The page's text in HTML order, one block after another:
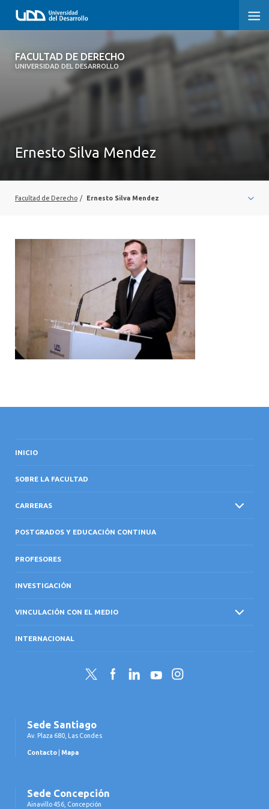
FACULTAD DE DERECHO
UNIVERSIDAD DEL DESARROLLO
FACULTAD DE DERECHO
SOBRE LA FACULTAD
Ernesto Silva Mendez
Facultad de Derecho / Ernesto Silva Mendez
INICIO
SOBRE LA FACULTAD
CARRERAS
POSTGRADOS Y EDUCACIÓN CONTINUA
PROFESORES
INVESTIGACIÓN
VINCULACIÓN CON EL MEDIO
INTERNACIONAL
Twitter FacebookLinkedInYouTubeInstagram
Sede Santiago
Av. Plaza 680, Las Condes
Contacto Mapa
Sede Concepción
Ainavillo 456, Concepción